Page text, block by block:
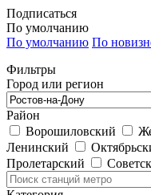
Подписаться
По умолчанию
По умолчанию По
Фильтры
Город или регион
Район
Ворошиловский
Ленинский
Пролетарский